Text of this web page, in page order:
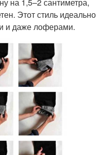
Этот стиль идеально
и даже лоферами.